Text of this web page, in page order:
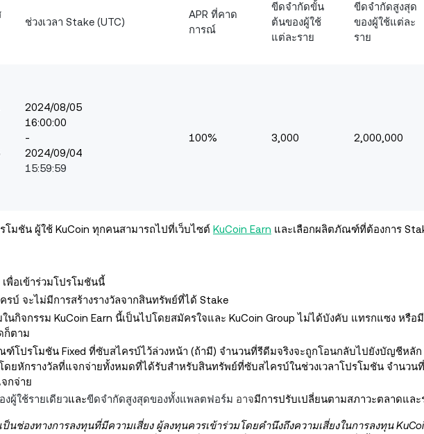
ช่วงเวลา Stake (UTC)
APR ที่คาด
การณ์
ขีดจำกัดขั้น
ต้นของผู้ใช้
แต่ละราย
ขีดจำกัดสูงสุด
ของผู้ใช้แต่ละ
ราย
2024/08/05
16:00:00
-
2024/09/04
15:59:59
100% 3,000 2,000,000
รโมชัน ผู้ใช้ KuCoin ทุกคนสามารถไปที่เว็บไซต์ KuCoin Earn และเลือกผลิตภัณฑ์ที่ต้องการ
พื่อเข้าร่วมโปรโมชันนี้
รบ์ จะไม่มีการสร้างรางวัลจากสินทรัพย์ที่ได้ Stake
นกิจกรรม KuCoin Earn นี้เป็นไปโดยสมัครใจและ KuCoin Group ไม่ได้บังคับ แทรกแซง หรือ
ก็ตาม
โปรโมชัน Fixed ที่ซับสไครบ์ไว้ล่วงหน้า (ถ้ามี) จำนวนที่รีดีมจริงจะถูกโอนกลับไปยังบัญชีหลั
ยหักรางวัลที่แจกจ่ายทั้งหมดที่ได้รับสำหรับสินทรัพย์ที่ซับสไครบ์ในช่วงเวลาโปรโมชัน จำนวน
กจ่าย
งผู้ใช้รายเดียวและขีดจำกัดสูงสุดของทั้งแพลตฟอร์ม อาจมีการปรับเปลี่ยนตามสภาวะตลาดและ
ป็นช่องทางการลงทุนที่มีความเสี่ยง ผู้ลงทุนควรเข้าร่วมโดยคำนึงถึงความเสี่ยงในการลงทุน